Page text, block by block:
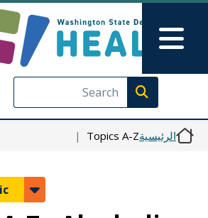
تجاوز
Execute search
Main Menu
الرئيسيةTopics A-Z
-